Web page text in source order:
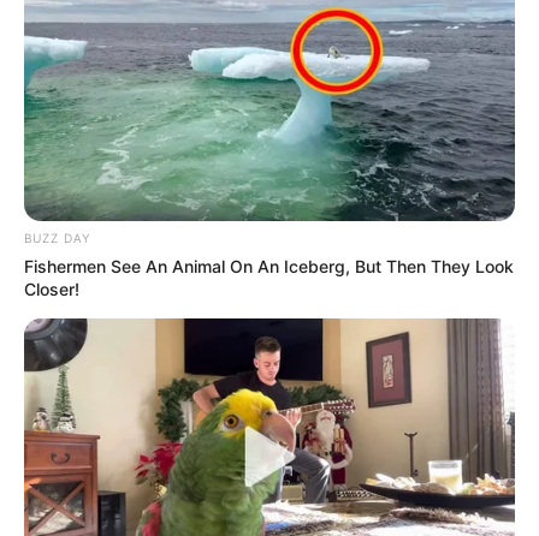
Serem! 9 Chat Ojek Online &
Pelanggan Ini Bikin Auto
Merinding
Bikin Ngakak, 10 Potret
Cosplay Murah Pakai Bahan
Seadanya
BUZZ DAY
Fishermen See An Animal On An Iceberg, But Then They Look
Closer!